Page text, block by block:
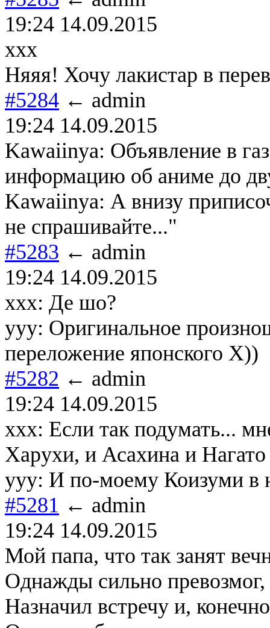
19:24 14.09.2015
xxx
Няяя! Хочу лакистар в
#5284 ← admin
19:24 14.09.2015
Kawaiinya: Объявление в
информацию об аниме до
Kawaiinya: А внизу
не спрашивайте..."
#5283 ← admin
19:24 14.09.2015
xxx: Де шо?
yyy: Оригинальное
переложение японского Х))
#5282 ← admin
19:24 14.09.2015
xxx: Если так подумать...
Харухи, и Асахина и
yyy: И по-моему Коизуми в
#5281 ← admin
19:24 14.09.2015
Мой папа, что так занят
Однажды сильно превозмог,
Назначил встречу и,